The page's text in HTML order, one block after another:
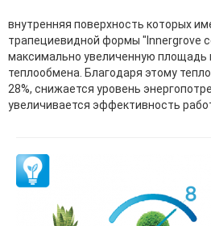
внутренняя поверхность которых
трапециевидной формы "Innergrove
максимально увеличенную площадь
теплообмена. Благодаря этому
28%, снижается уровень
увеличивается эффективность